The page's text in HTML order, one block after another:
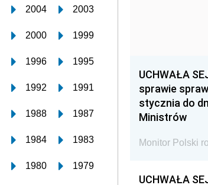
2004 2003
2000 1999
1996 1995
1992 1991
1988 1987
1984 1983
1980 1979
UCHWAŁA
sprawie
stycznia do
Ministrów
Monitor Polski
UCHWAŁA